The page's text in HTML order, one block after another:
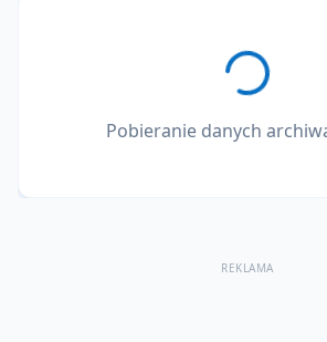
Pobieranie danych
REKLAMA